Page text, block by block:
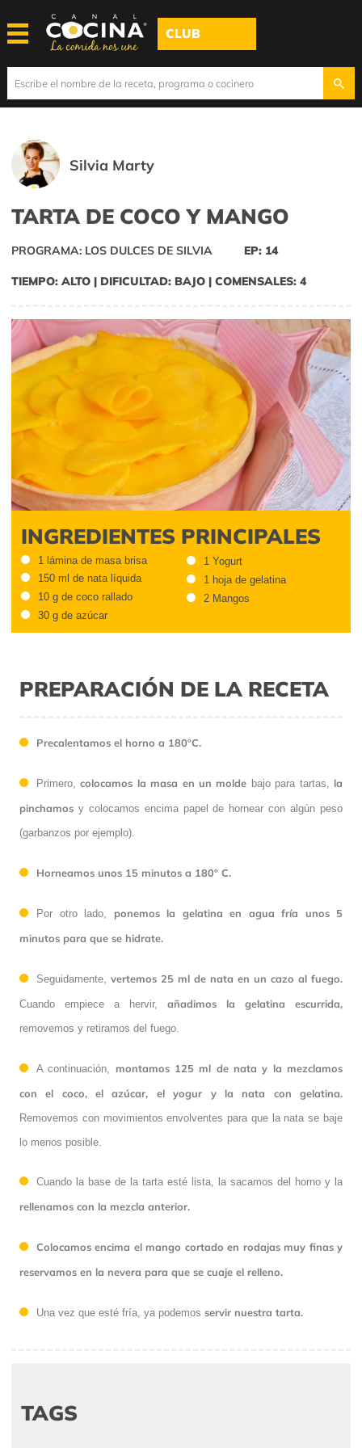
CLUB
Silvia Marty
TARTA DE COCO Y MANGO
PROGRAMA: LOS DULCES DE SILVIA EP: 14
TIEMPO: ALTO | DIFICULTAD: BAJO | COMENSALES: 4
INGREDIENTES PRINCIPALES
1 lámina de masa brisa
150 ml de nata líquida
10 g de coco rallado
30 g de azúcar
1 Yogurt
1 hoja de gelatina
2 Mangos
PREPARACIÓN DE LA RECETA
Precalentamos el horno a 180ºC.
Primero,colocamos la masa en un molde bajo para tartas, la
pinchamos y colocamos encima papel de hornear con algún peso
(garbanzos por ejemplo).
Horneamos unos 15 minutos a 180º C.
Por otro lado, ponemos la gelatina en agua fría unos 5
minutos para que se hidrate.
Seguidamente, vertemos 25 ml de nata en un cazo al fuego.
Cuando empiece a hervir, añadimos la gelatina escurrida,
removemos y retiramos del fuego.
A continuación, montamos 125 ml de nata y la mezclamos
con el coco, el azúcar, el yogur y la nata con gelatina.
Removemos con movimientos envolventes para que la nata se baje
lo menos posible.
Cuando la base de la tarta esté lista, la sacamos del horno y la
rellenamos con la mezcla anterior.
Colocamos encima el mango cortado en rodajas muy finas y
reservamos en la nevera para que se cuaje el relleno.
Una vez que esté fría, ya podemos servir nuestra tarta.
TAGS